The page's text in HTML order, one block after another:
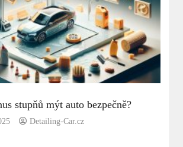
stupňů mýt auto bezpečně?
Detailing-Car.cz